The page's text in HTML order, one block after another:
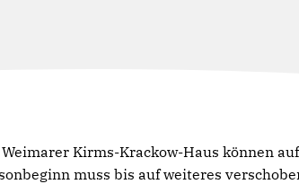
Kirms-Krackow-Haus können
muss bis auf weiteres